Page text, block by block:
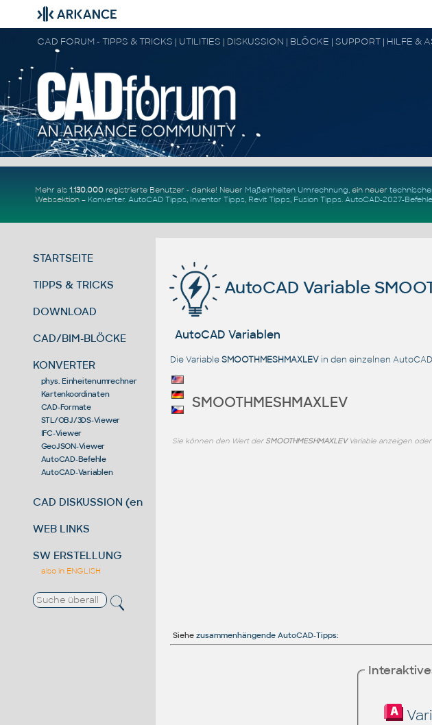
Mehr als 1.130.000registrierte Benutzer - danke! Neuer Maßeinheiten Umrechnung, ein neuer
Websektion – Konverter. AutoCAD Tipps, Inventor Tipps, Revit Tipps, Fusion Tipps. AutoCAD-2027-Befehle
STARTSEITE
TIPPS & TRICKS
DOWNLOAD
CAD/BIM-BLÖCKE
KONVERTER
phys. Einheitenumrechner
Kartenkoordinaten
CAD-Formate
STL/OBJ/3DS-Viewer
IFC-Viewer
GeoJSON-Viewer
AutoCAD-Befehle
AutoCAD-Variablen
CAD DISKUSSION (en)
WEB LINKS
SW ERSTELLUNG
also in ENGLISH
AutoCAD Variable
AutoCAD Variablen
Die VariableSMOOTHMESHMAXLEVin den einzelnen
SMOOTHMESHMAXLEV
Sie können den Wert der SMOOTHMESHMAXLEVVariable anzeigen oder
Siehe zusammenhängende AutoCAD-Tipps: